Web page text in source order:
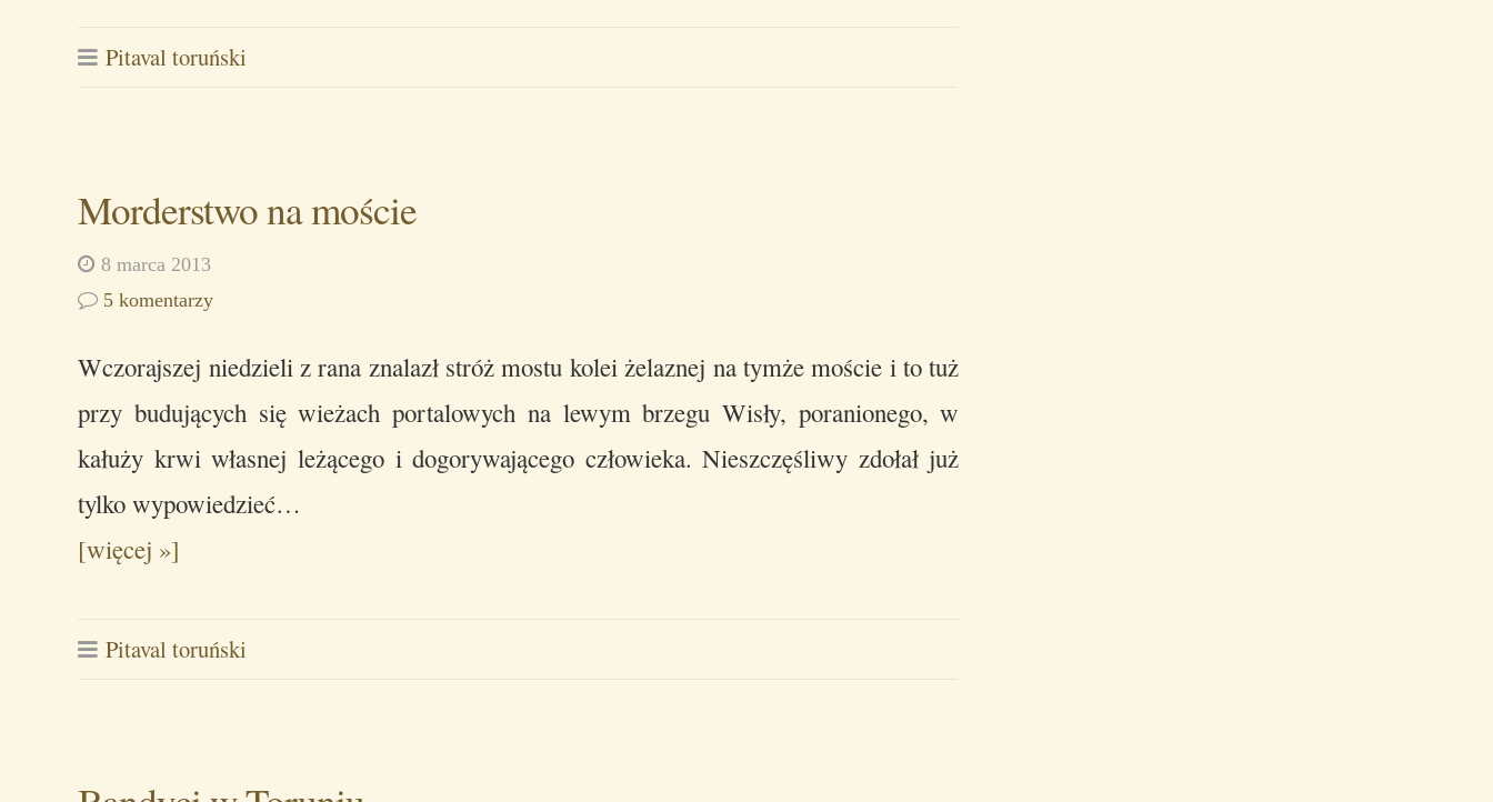
Pitaval toruński
Morderstwo na moście
8 marca 2013
5 komentarzy
Wczorajszej niedzieli z rana znalazł stróż mostu kolei żelaznej na tymże moście i to tuż
przy budujących się wieżach portalowych na lewym brzegu Wisły, poranionego, w
kałuży krwi własnej leżącego i dogorywającego człowieka. Nieszczęśliwy zdołał już
tylko wypowiedzieć…
[więcej »]
Pitaval toruński